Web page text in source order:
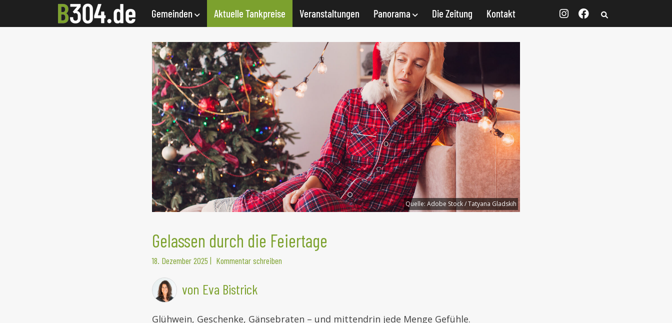
Gemeinden Aktuelle Tankpreise Veranstaltungen Panorama Die Zeitung Kontakt
Quelle: Adobe Stock / Tatyana Gladskih
Gelassen durch die Feiertage
18. Dezember 2025| Kommentar schreiben
von Eva Bistrick
Glühwein, Geschenke, Gänsebraten – und mittendrin jede Menge Gefühle.